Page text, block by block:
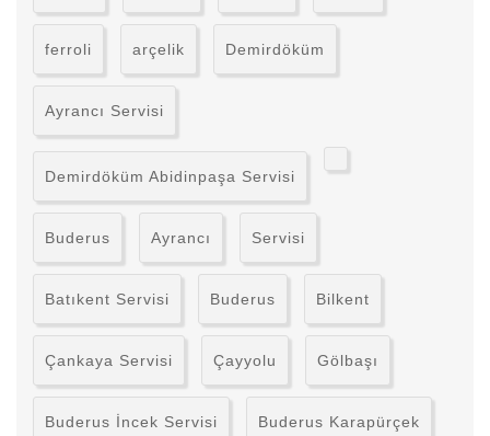
ferroli arçelik Demirdöküm
Ayrancı Servisi
Demirdöküm Abidinpaşa Servisi
Buderus Ayrancı Servisi
Batıkent Servisi Buderus Bilkent
Çankaya Servisi Çayyolu Gölbaşı
Buderus İncek Servisi Buderus Karapürçek